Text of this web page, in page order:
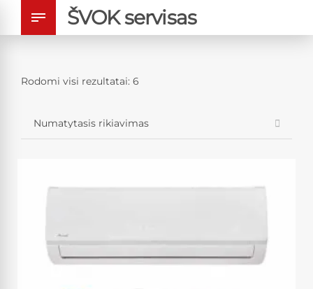
ŠVOK servisas
Rodomi visi rezultatai: 6